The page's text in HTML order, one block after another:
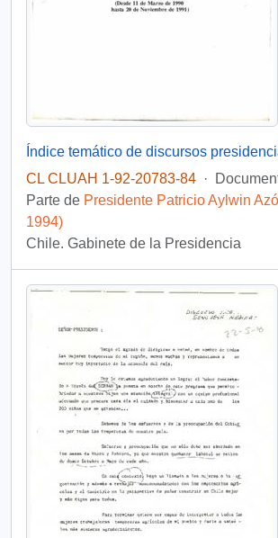
CL CLUAH 1-92-20783-84 ·
Parte de Presidente Patricio Aylwin
1994)
Chile. Gabinete de la Presidencia